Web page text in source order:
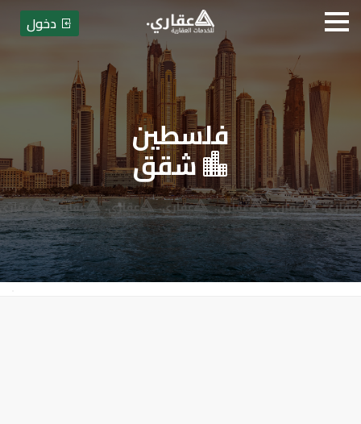
عقاري للخدمات العقارية -
فلسطين
شقق
دخول